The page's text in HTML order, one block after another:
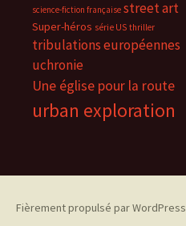
science-fiction française street art
Super-héros série US thriller
tribulations européennes
uchronie
Une église pour la route
urban exploration
Fièrement propulsé par WordPress